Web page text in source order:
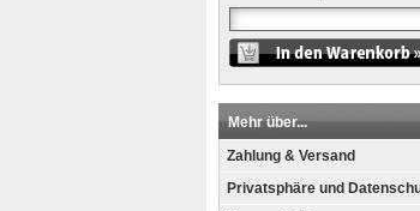
Mehr über...
Zahlung & Versand
Privatsphäre und